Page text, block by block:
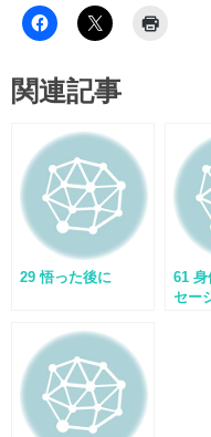
関連記事
29 悟った後に
61 身
セー